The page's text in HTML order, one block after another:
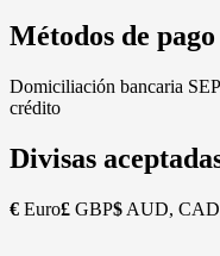
Métodos de pago
Domiciliación bancaria
crédito
Divisas
€ Euro£ GBP$ AUD,